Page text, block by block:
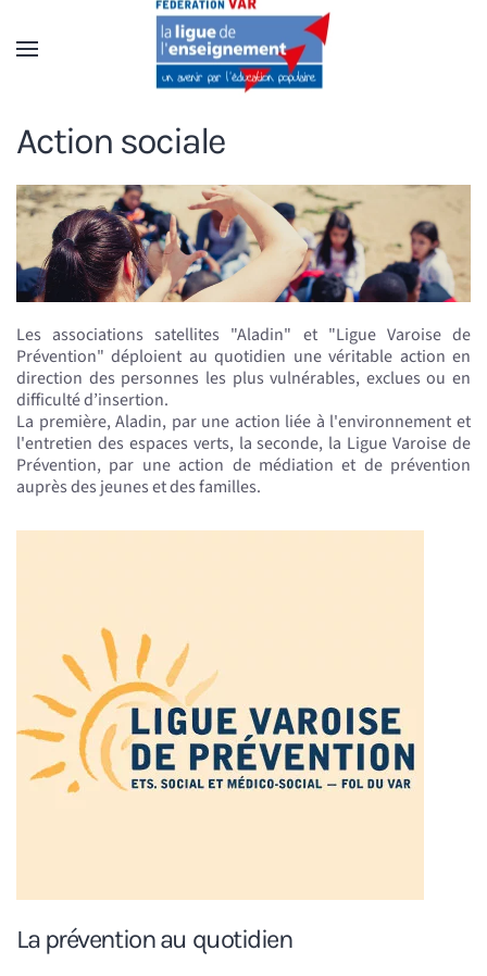
Accéder au contenu principal
Action sociale
Les associations satellites "Aladin" et "Ligue Varoise de
Prévention" déploient au quotidien une véritable action en
direction des personnes les plus vulnérables, exclues ou en
difficulté d’insertion.
La première, Aladin, par une action liée à l'environnement et
l'entretien des espaces verts, la seconde, la Ligue Varoise de
Prévention, par une action de médiation et de prévention
auprès des jeunes et des familles.
La prévention au quotidien